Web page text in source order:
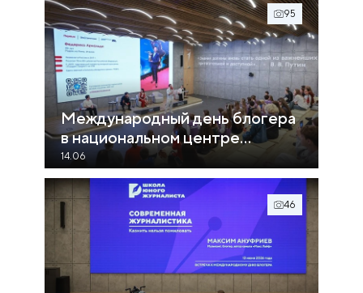
95
14.06
Международный день блогера
в национальном центре
«Россия»
46